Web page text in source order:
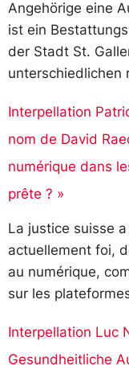
Angehörige eine
ist ein
der Stadt St.
unterschiedlichen
Interpellation
nom de David
numérique dans
prête ? »
La justice suisse
actuellement foi,
au numérique,
sur les
Interpellation Luc
Gesundheitliche